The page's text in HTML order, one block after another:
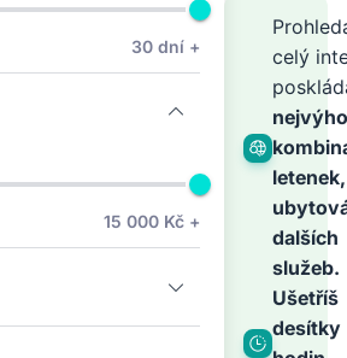
30 dní +
15 000 Kč +
cesty
na
světě
–
celý
letenek,
dalších
služeb.
Ušetříš
desítky